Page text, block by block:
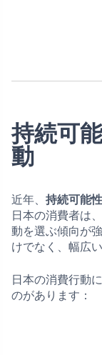
持続可
動
近年、 持続可能性
日本の消費者は
動を選ぶ傾向が
けでなく、幅広
日本の消費行動
のがあります：